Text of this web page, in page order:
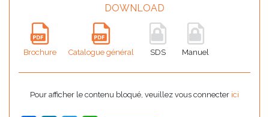
DOWNLOAD
Brochure Catalogue général SDS Manuel
Pour afficher le contenu bloqué, veuillez vous connecter ici